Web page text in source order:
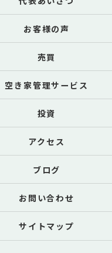
お客様の声
売買
空き家管理サービス
投資
アクセス
ブログ
お問い合わせ
サイトマップ